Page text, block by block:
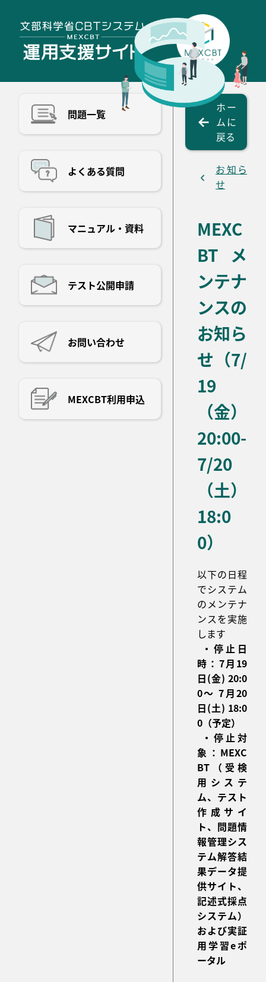
問題一覧
よくある質問
マニュアル・資料
テスト公開申請
お問い合わせ
MEXCBT利用申込
ホー
ムに
戻る
お知ら
せ
MEXC
BTメ
ンテナ
ンスの
お知ら
せ（7/
19
（金）
20:00-
7/20
（土）
18:0
0）
以下の日程
でシステム
のメンテナ
ンスを実施
します
・停止日
時：7月19
日(金) 20:0
0～ 7月20
日(土) 18:0
0（予定）
・停止対
象：MEXC
BT（受検
用システ
ム、テスト
作成サイ
ト、問題情
報管理シス
テム解答結
果データ提
供サイト、
記述式採点
システム）
および実証
用学習eポ
ータル